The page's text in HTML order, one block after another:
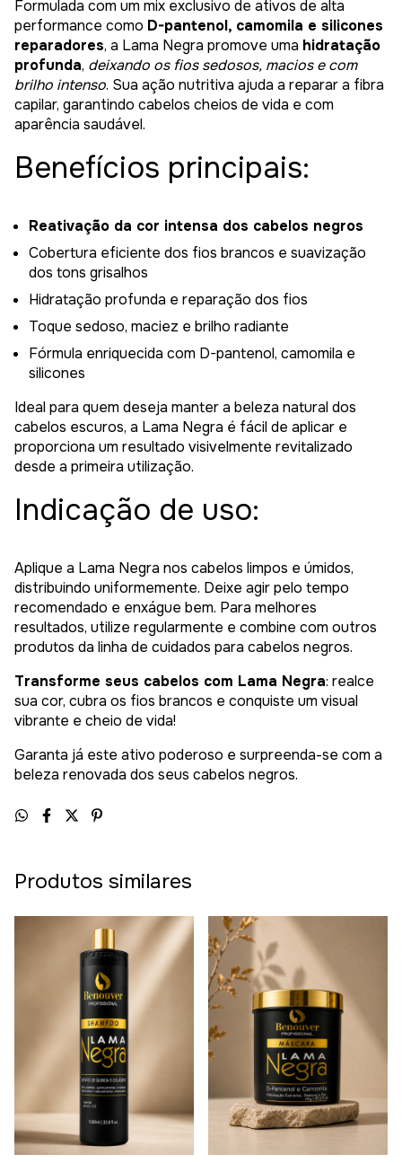
Formulada com um mix exclusivo de ativos de alta
performance como D-pantenol, camomila e silicones
reparadores, a Lama Negra promove uma hidratação
profunda, deixando os fios sedosos, macios e com
brilho intenso. Sua ação nutritiva ajuda a reparar a fibra
capilar, garantindo cabelos cheios de vida e com
aparência saudável.
Benefícios principais:
Reativação da cor intensa dos cabelos negros
Cobertura eficiente dos fios brancos e suavização
dos tons grisalhos
Hidratação profunda e reparação dos fios
Toque sedoso, maciez e brilho radiante
Fórmula enriquecida com D-pantenol, camomila e
silicones
Ideal para quem deseja manter a beleza natural dos
cabelos escuros, a Lama Negra é fácil de aplicar e
proporciona um resultado visivelmente revitalizado
desde a primeira utilização.
Indicação de uso:
Aplique a Lama Negra nos cabelos limpos e úmidos,
distribuindo uniformemente. Deixe agir pelo tempo
recomendado e enxágue bem. Para melhores
resultados, utilize regularmente e combine com outros
produtos da linha de cuidados para cabelos negros.
Transforme seus cabelos com Lama Negra: realce
sua cor, cubra os fios brancos e conquiste um visual
vibrante e cheio de vida!
Garanta já este ativo poderoso e surpreenda-se com a
beleza renovada dos seus cabelos negros.
Produtos similares